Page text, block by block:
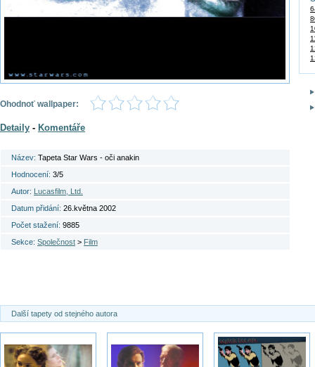
Ohodnoť wallpaper:
Detaily - Komentáře
Název: Tapeta Star Wars - oči anakin
Hodnocení: 3/5
Autor: Lucasfilm, Ltd.
Datum přidání: 26.května 2002
Počet stažení: 9885
Sekce: Společnost > Film
Další tapety od stejného autora